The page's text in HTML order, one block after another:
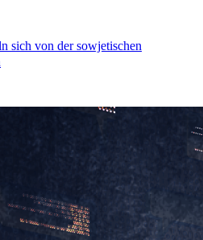
sich von der sowjetischen